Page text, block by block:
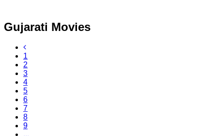
Gujarati Movies
1
2
3
4
5
6
7
8
9